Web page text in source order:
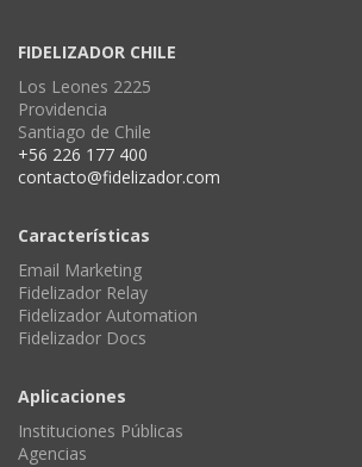
FIDELIZADOR CHILE
Los Leones 2225
Providencia
Santiago de Chile
+56 226 177 400
contacto@fidelizador.com
Características
Email Marketing
Fidelizador Relay
Fidelizador Automation
Fidelizador Docs
Aplicaciones
Instituciones Públicas
Agencias